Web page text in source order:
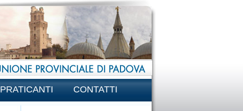
PRATICANTI CONTATTI